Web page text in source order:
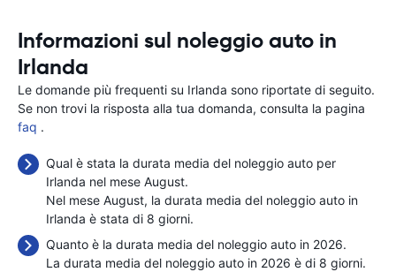
Informazioni sul noleggio auto in
Irlanda
Le domande più frequenti su Irlanda sono riportate di seguito.
Se non trovi la risposta alla tua domanda, consulta la pagina
faq .
Qual è stata la durata media del noleggio auto per
Irlanda nel mese August.
Nel mese August, la durata media del noleggio auto in
Irlanda è stata di 8 giorni.
Quanto è la durata media del noleggio auto in 2026.
La durata media del noleggio auto in 2026 è di 8 giorni.